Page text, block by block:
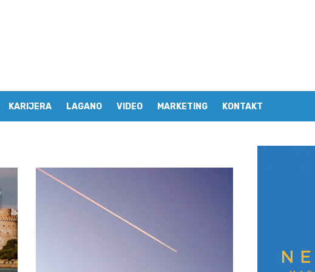
KARIJERA LAGANO VIDEO MARKETING KONTAKT